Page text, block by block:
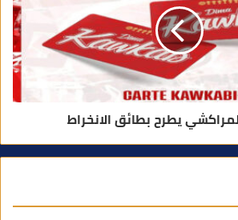
يطرح بطائق الانخراط